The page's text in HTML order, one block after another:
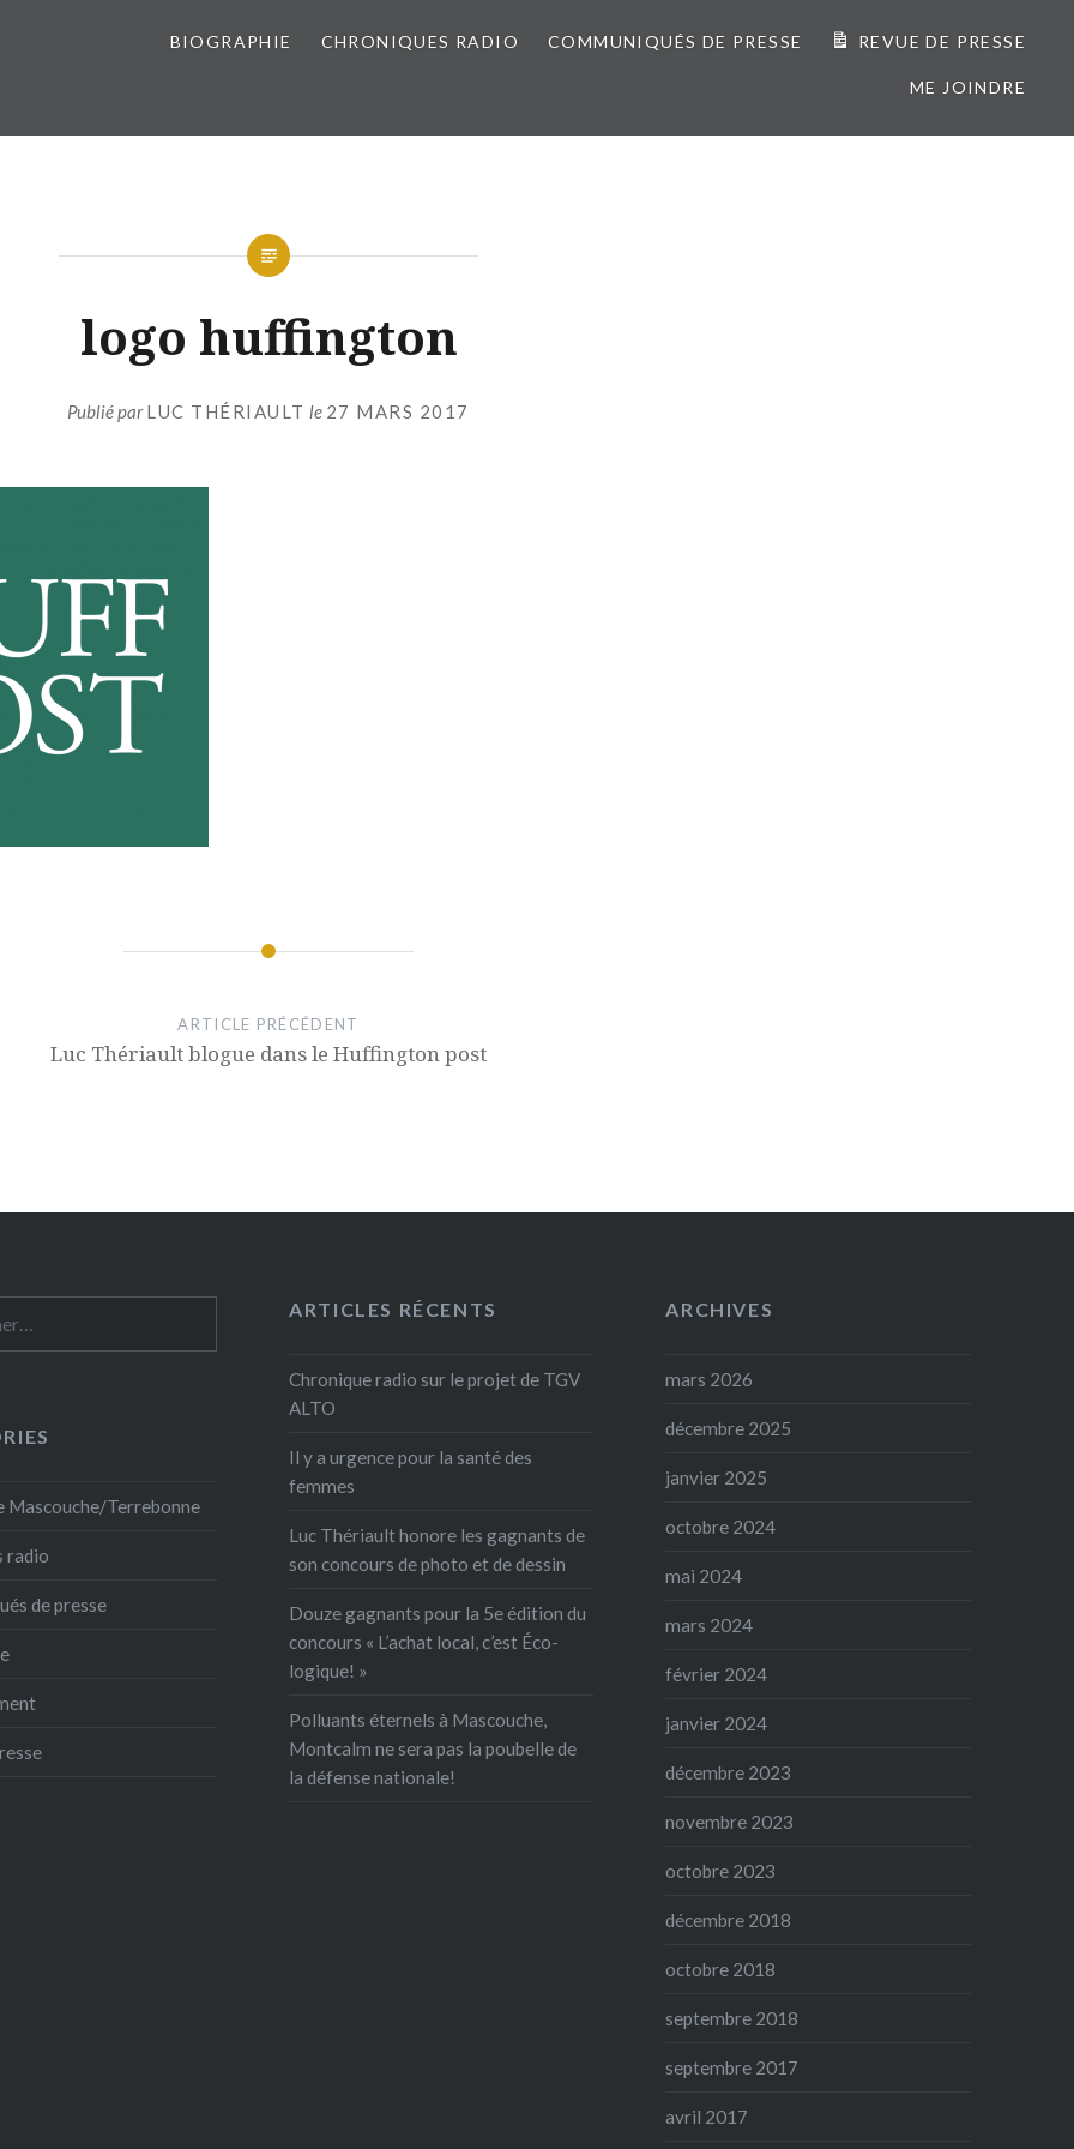
BIOGRAPHIE CHRONIQUES RADIO COMMUNIQUÉS DE PRESSE REVUE DE PRESSE
ME JOINDRE
logo huffington
Publié parLUC THÉRIAULT le 27 MARS 2017
ARTICLE PRÉCÉDENT
Luc Thériault blogue dans le Huffington post
ARTICLES RÉCENTS
Chronique radio sur le projet de TGV
ALTO
Il y a urgence pour la santé des
femmes
Luc Thériault honore les gagnants de
son concours de photo et de dessin
Douze gagnants pour la 5e édition du
concours « L’achat local, c’est Éco-
logique! »
Polluants éternels à Mascouche,
Montcalm ne sera pas la poubelle de
la défense nationale!
ARCHIVES
mars 2026
décembre 2025
janvier 2025
octobre 2024
mai 2024
mars 2024
février 2024
janvier 2024
décembre 2023
novembre 2023
octobre 2023
décembre 2018
octobre 2018
septembre 2018
septembre 2017
avril 2017
Mascouche/Terrebonne
radio
de presse